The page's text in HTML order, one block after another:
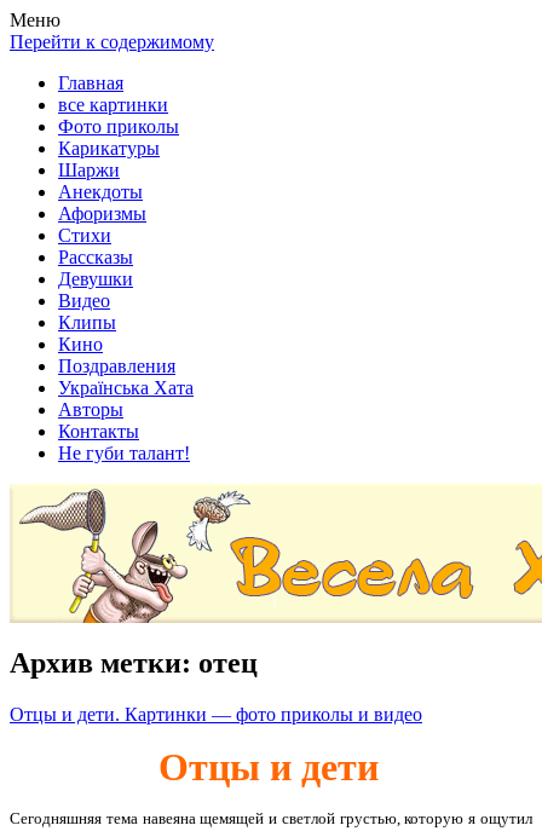
Весела хата — прикольные картинки, смешные истории,
клипы!
Покажем всем ваши фото приколы, карикатуры, шаржи, стихи,
рассказы, видео и песни!
Меню
Перейти к содержимому
Главная
все картинки
Фото приколы
Карикатуры
Шаржи
Анекдоты
Афоризмы
Стихи
Рассказы
Девушки
Видео
Клипы
Кино
Поздравления
Українська Хата
Авторы
Контакты
Не губи талант!
Архив метки: отец
Отцы и дети. Картинки — фото приколы и видео
Отцы и дети
Сегодняшняя тема навеяна щемящей и светлой грустью, которую я ощутил